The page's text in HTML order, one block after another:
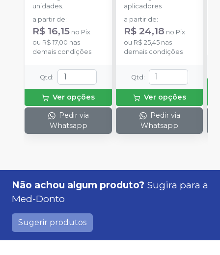
unidades.
a partir de:
R$ 16,15 no Pix
ou R$ 17,00 nas
demais condições
Qtd :
Ver opções
Pedir via
Whatsapp
aplicadores
a partir de:
R$ 24,18 no Pix
ou R$ 25,45nas
demais condições
Qtd :
Ver opções
Pedir via
Whatsapp
Não achou algum produto? Sugira para a
Med-Donto
Sugerir produtos